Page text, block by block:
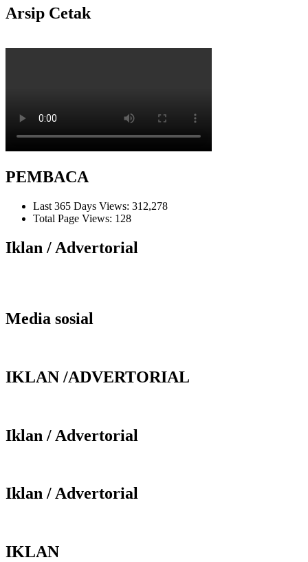
Arsip Cetak
PEMBACA
Last 365 Days Views: 312,278
Total Page Views: 128
Iklan / Advertorial
Media sosial
IKLAN /ADVERTORIAL
Iklan / Advertorial
Iklan / Advertorial
IKLAN